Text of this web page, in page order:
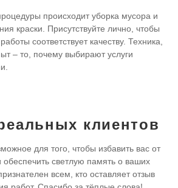
происходит уборка мусора и
краски. Присутствуйте лично, чтобы
соответствует качеству. Техника,
– то, почему выбирают услуги
клиентов
для того, чтобы избавить вас от
светлую память о ваших
всем, кто оставляет отзыв